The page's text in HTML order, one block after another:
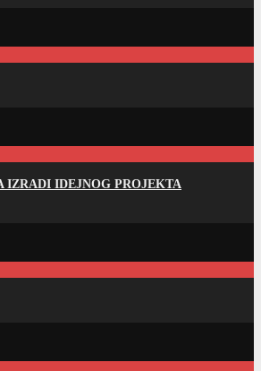
IZRADI IDEJNOG PROJEKTA